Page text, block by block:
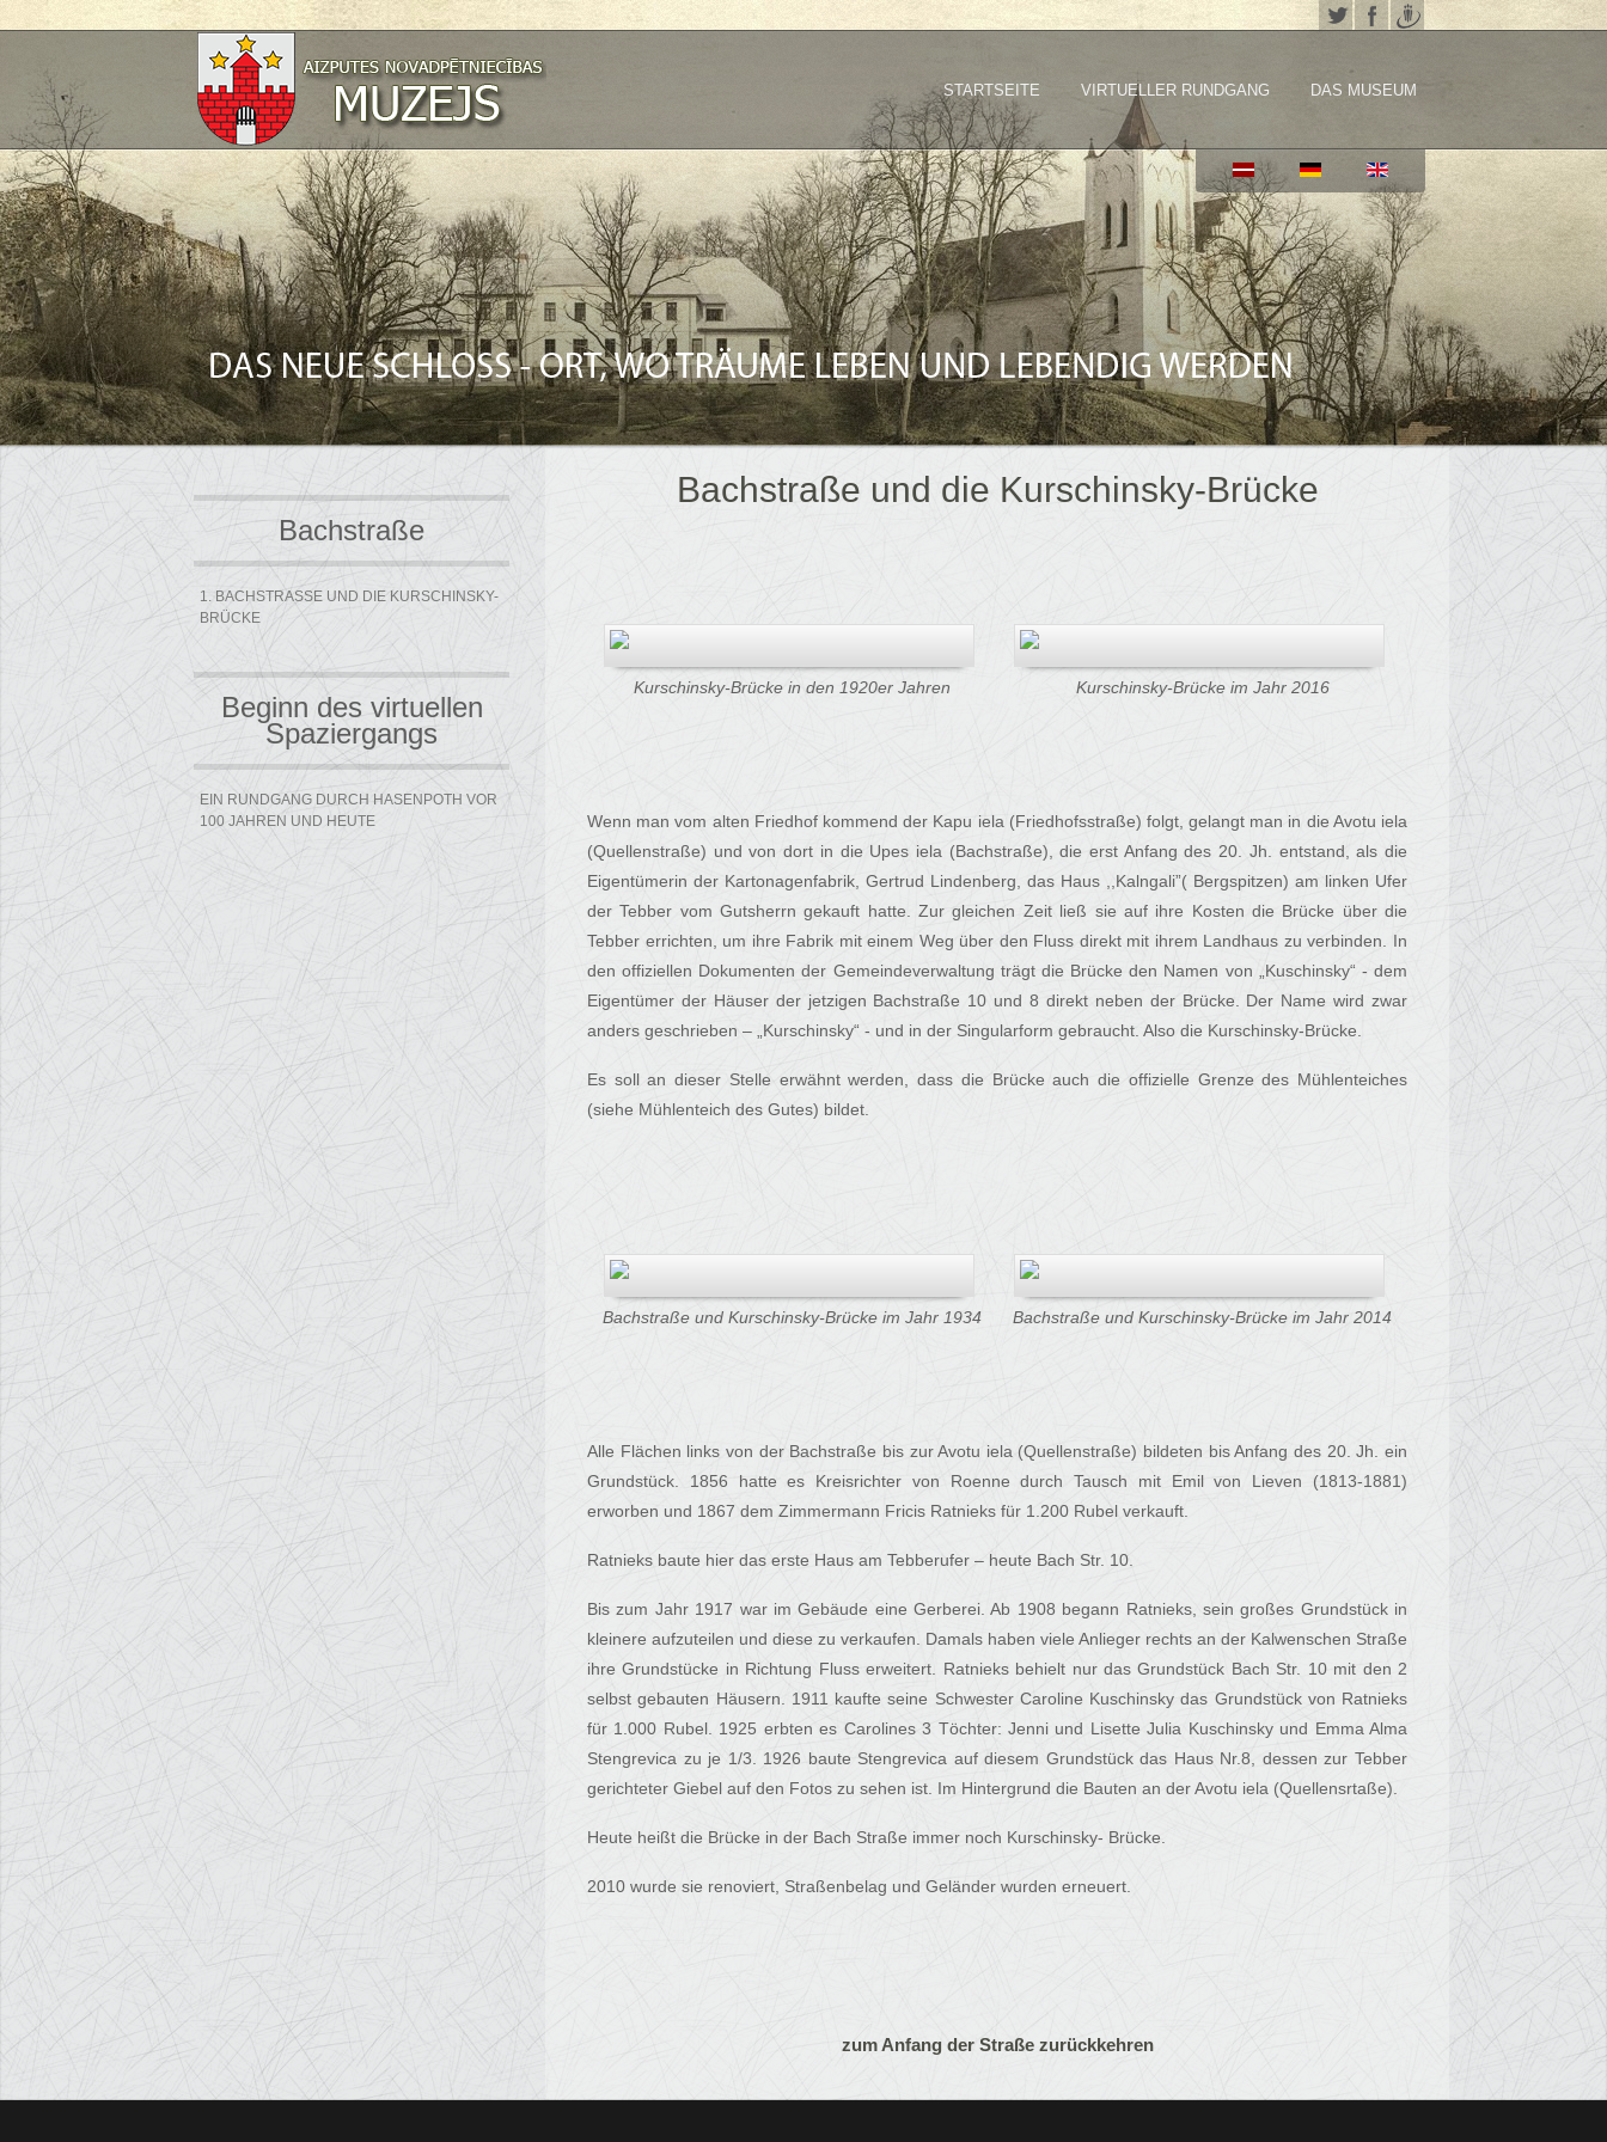
STARTSEITE VIRTUELLER RUNDGANG DAS MUSEUM
Bachstraße
1. BACHSTRASSE UND DIE KURSCHINSKY-B
RÜCKE
Beginn des virtuellen
Spaziergangs
EIN RUNDGANG DURCH HASENPOTH VOR
100 JAHREN UND HEUTE
Bachstraße und die Kurschinsky-Brücke
Kurschinsky-Brücke in den 1920er Jahren Kurschinsky-Brücke im Jahr 2016
Wenn man vom alten Friedhof kommend der Kapu iela (Friedhofsstraße) folgt, gelangt man in die Avotu iela
(Quellenstraße) und von dort in die Upes iela (Bachstraße), die erst Anfang des 20. Jh. entstand, als die
Eigentümerin der Kartonagenfabrik, Gertrud Lindenberg, das Haus ,,Kalngali”( Bergspitzen) am linken Ufer
der Tebber vom Gutsherrn gekauft hatte. Zur gleichen Zeit ließ sie auf ihre Kosten die Brücke über die
Tebber errichten, um ihre Fabrik mit einem Weg über den Fluss direkt mit ihrem Landhaus zu verbinden. In
den offiziellen Dokumenten der Gemeindeverwaltung trägt die Brücke den Namen von „Kuschinsky“ - dem
Eigentümer der Häuser der jetzigen Bachstraße 10 und 8 direkt neben der Brücke. Der Name wird zwar
anders geschrieben – „Kurschinsky“ - und in der Singularform gebraucht. Also die Kurschinsky-Brücke.
Es soll an dieser Stelle erwähnt werden, dass die Brücke auch die offizielle Grenze des Mühlenteiches
(siehe Mühlenteich des Gutes) bildet.
Bachstraße und Kurschinsky-Brücke im Jahr 1934 Bachstraße und Kurschinsky-Brücke im Jahr 2014
Alle Flächen links von der Bachstraße bis zur Avotu iela (Quellenstraße) bildeten bis Anfang des 20. Jh. ein
Grundstück. 1856 hatte es Kreisrichter von Roenne durch Tausch mit Emil von Lieven (1813-1881)
erworben und 1867 dem Zimmermann Fricis Ratnieks für 1.200 Rubel verkauft.
Ratnieks baute hier das erste Haus am Tebberufer – heute Bach Str. 10.
Bis zum Jahr 1917 war im Gebäude eine Gerberei. Ab 1908 begann Ratnieks, sein großes Grundstück in
kleinere aufzuteilen und diese zu verkaufen. Damals haben viele Anlieger rechts an der Kalwenschen Straße
ihre Grundstücke in Richtung Fluss erweitert. Ratnieks behielt nur das Grundstück Bach Str. 10 mit den 2
selbst gebauten Häusern. 1911 kaufte seine Schwester Caroline Kuschinsky das Grundstück von Ratnieks
für 1.000 Rubel. 1925 erbten es Carolines 3 Töchter: Jenni und Lisette Julia Kuschinsky und Emma Alma
Stengrevica zu je 1/3. 1926 baute Stengrevica auf diesem Grundstück das Haus Nr.8, dessen zur Tebber
gerichteter Giebel auf den Fotos zu sehen ist. Im Hintergrund die Bauten an der Avotu iela (Quellensrtaße).
Heute heißt die Brücke in der Bach Straße immer noch Kurschinsky- Brücke.
2010 wurde sie renoviert, Straßenbelag und Geländer wurden erneuert.
zum Anfang der Straße zurückkehren